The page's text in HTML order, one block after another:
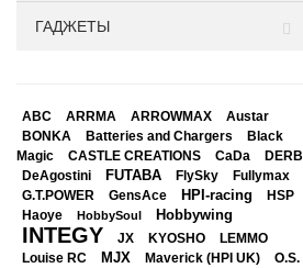
ГАДЖЕТЫ
ABC ARRMA ARROWMAX Austar
BONKA Batteries and Chargers
Black
Magic
CASTLE CREATIONS CaDa DERB
DeAgostini FUTABA FlySky Fullymax
G.T.POWER GensAce HPI-racing
HSP
Haoye
HobbySoul Hobbywing
INTEGY JX KYOSHO
LEMMO
Louise RC
MJX Maverick (HPI UK)
O.S.